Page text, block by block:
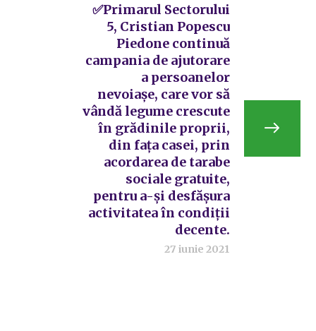
✅Primarul Sectorului
5, Cristian Popescu
Piedone continuă
campania de ajutorare
a persoanelor
nevoiașe, care vor să
vândă legume crescute
în grădinile proprii,
din fața casei, prin
acordarea de tarabe
sociale gratuite,
pentru a-și desfășura
activitatea în condiții
decente.
27 iunie 2021